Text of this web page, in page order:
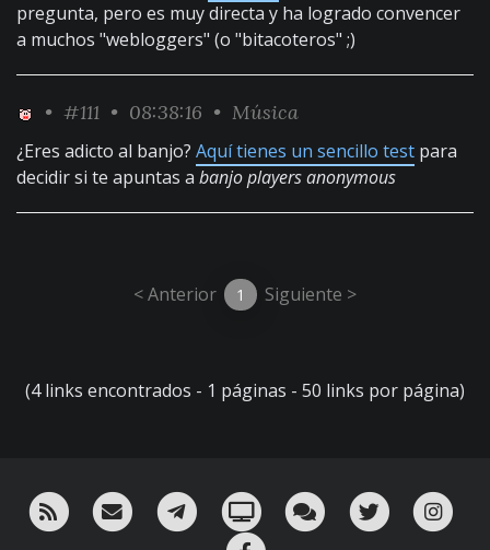
pregunta, pero es muy directa y ha logrado convencer
a muchos "webloggers" (o "bitacoteros" ;)
• #111 • 08:38:16 • Música
¿Eres adicto al banjo? Aquí tienes un sencillo test para
decidir si te apuntas a banjo players anonymous
< Anterior 1 Siguiente >
(4 links encontrados - 1 páginas - 50 links por página)
RSS ¡Mándame un email!¡Nuestro canal en Telegram!
Oink! TV Charla con nosotros
Twitter